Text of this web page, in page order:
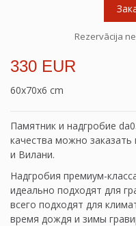
Rezervācija
330 EUR
60x70x6 cm
Памятник и надгробие
качества можно заказать
и Вилани.
Надгробия премиум-
идеально подходят для
всего подходят для
время дождя и зимы